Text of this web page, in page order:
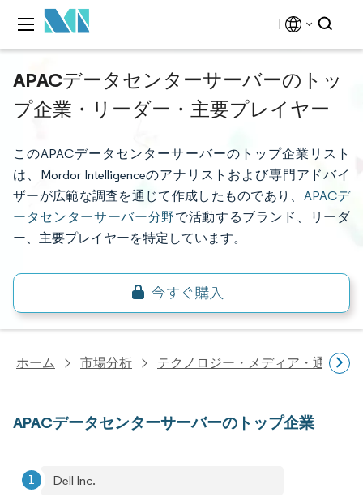
APACデータセンターサーバーのトッ
プ企業・リーダー・主要プレイヤー
このAPACデータセンターサーバーのトップ企業リスト
は、Mordor Intelligenceのアナリストおよび専門アドバイ
ザーが広範な調査を通じて作成したものであり、 APACデ
ータセンターサーバー分野で活動するブランド、リーダ
ー、主要プレイヤーを特定しています。
ホーム 市場分析 テクノロジー・メディア・通信研
APACデータセンターサーバーのトップ企業
Dell Inc.